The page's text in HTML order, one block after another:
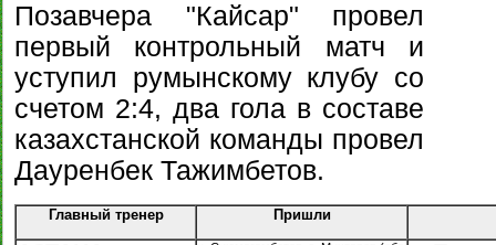
Позавчера "Кайсар" провел
первый контрольный матч и
уступил румынскому клубу со
счетом 2:4, два гола в составе
казахстанской команды провел
Дауренбек Тажимбетов.
Главный тренер Пришли